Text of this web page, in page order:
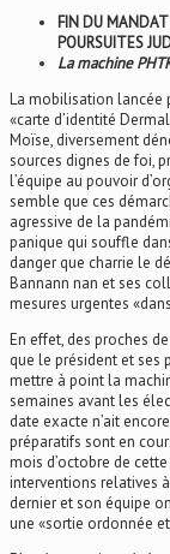
FIN DU MANDAT
POURSUITES
La machine
La mobilisation lancée
«carte d’identité
Moïse, diversement
sources dignes de foi,
l’équipe au pouvoir
semble que ces
agressive de la
panique qui souffle
danger que charrie le
Bannann nan et ses
mesures urgentes
En effet, des proches
que le président et ses
mettre à point la
semaines avant les
date exacte n’ait
préparatifs sont en
mois d’octobre de
interventions relatives
dernier et son équipe
une «sortie ordonnée